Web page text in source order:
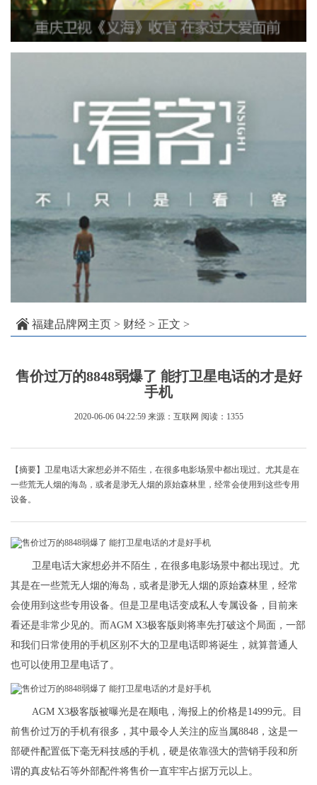
福建品牌网主页 > 财经 > 正文 >
售价过万的8848弱爆了 能打卫星电话的才是好
手机
2020-06-06 04:22:59 来源：互联网 阅读：1355
【摘要】卫星电话大家想必并不陌生，在很多电影场景中都出现过。尤其是在
一些荒无人烟的海岛，或者是渺无人烟的原始森林里，经常会使用到这些专用
设备。
卫星电话大家想必并不陌生，在很多电影场景中都出现过。尤
其是在一些荒无人烟的海岛，或者是渺无人烟的原始森林里，经常
会使用到这些专用设备。但是卫星电话变成私人专属设备，目前来
看还是非常少见的。而AGM X3极客版则将率先打破这个局面，一部
和我们日常使用的手机区别不大的卫星电话即将诞生，就算普通人
也可以使用卫星电话了。
AGM X3极客版被曝光是在顺电，海报上的价格是14999元。目
前售价过万的手机有很多，其中最令人关注的应当属8848，这是一
部硬件配置低下毫无科技感的手机，硬是依靠强大的营销手段和所
谓的真皮钻石等外部配件将售价一直牢牢占据万元以上。